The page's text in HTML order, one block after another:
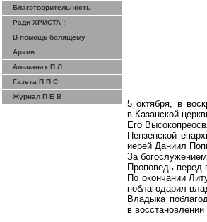
Благотворительность
Ради ХРИСТА !
В помощь болящему
Архив
Альманах П Л
Газета П П С
Журнал П Е В
5 октября, в
в Казанской
Его
Пензенской
иерей Даниил
За
Проповедь перед
По окончании
поблагодарил
Владыка
в